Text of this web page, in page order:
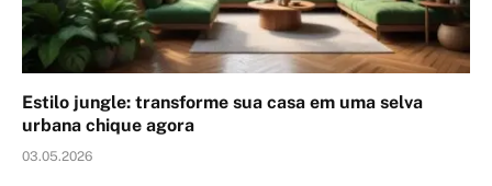
Estilo jungle: transforme sua casa em uma selva
urbana chique agora
03.05.2026